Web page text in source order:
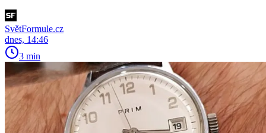
SvětFormule.cz
dnes, 14:46
3 min